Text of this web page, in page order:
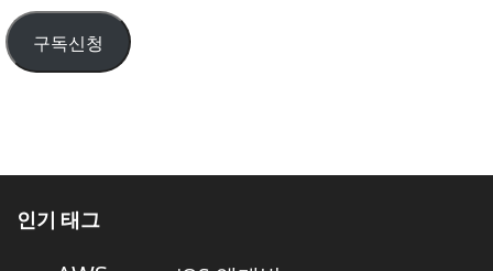
일
주
소
구독신청
인기 태그